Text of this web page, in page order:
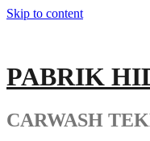
Skip to content
PABRIK
CARWASH